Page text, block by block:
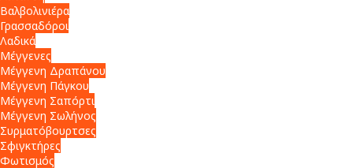
Βαλβολινιέρα
Γρασσαδόροι
Λαδικά
Μέγγενες
Μέγγενη Δραπάνου
Μέγγενη Πάγκου
Μέγγενη Σαπόρτι
Μέγγενη Σωλήνος
Συρματόβουρτσες
Σφιγκτήρες
Φωτισμός